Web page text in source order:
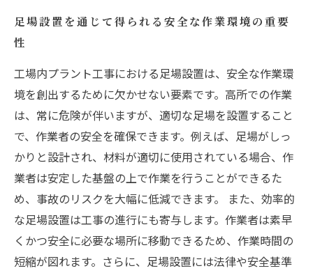
足場設置を通じて得られる安全な作業環境の重要
性
工場内プラント工事における足場設置は、安全な作業環
境を創出するために欠かせない要素です。高所での作業
は、常に危険が伴いますが、適切な足場を設置すること
で、作業者の安全を確保できます。例えば、足場がしっ
かりと設計され、材料が適切に使用されている場合、作
業者は安定した基盤の上で作業を行うことができるた
め、事故のリスクを大幅に低減できます。 また、効率的
な足場設置は工事の進行にも寄与します。作業者は素早
くかつ安全に必要な場所に移動できるため、作業時間の
短縮が図れます。さらに、足場設置には法律や安全基準